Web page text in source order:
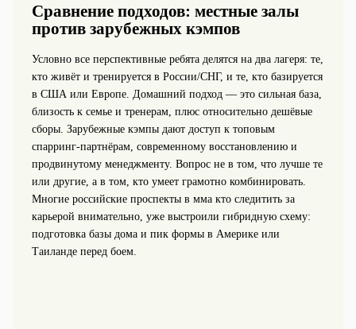
Сравнение подходов: местные залы
против зарубежных кэмпов
Условно все перспективные ребята делятся на два лагеря: те,
кто живёт и тренируется в России/СНГ, и те, кто базируется
в США или Европе. Домашний подход — это сильная база,
близость к семье и тренерам, плюс относительно дешёвые
сборы. Зарубежные кэмпы дают доступ к топовым
спарринг-партнёрам, современному восстановлению и
продвинутому менеджменту. Вопрос не в том, что лучше те
или другие, а в том, кто умеет грамотно комбинировать.
Многие российские проспекты в мма кто следитить за
карьерой внимательно, уже выстроили гибридную схему:
подготовка базы дома и пик формы в Америке или
Таиланде перед боем.